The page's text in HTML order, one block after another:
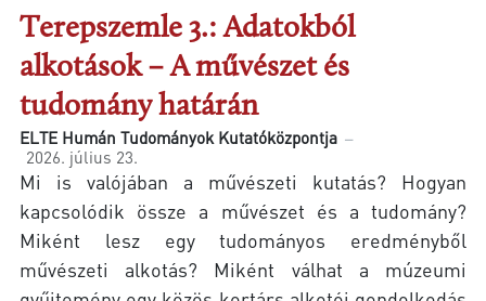
Terepszemle 3.: Adatokból
alkotások – A művészet és
tudomány határán
ELTE Humán Tudományok Kutatóközpontja
2026. július 23.
Mi is valójában a művészeti kutatás? Hogyan
kapcsolódik össze a művészet és a tudomány?
Miként lesz egy tudományos eredményből
művészeti alkotás? Miként válhat a múzeumi